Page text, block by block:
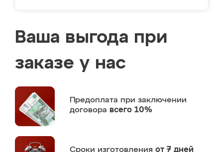
Ваша выгода при
заказе у нас
Предоплата при заключении
договора всего 10%
Сроки изготовления от 7 дней